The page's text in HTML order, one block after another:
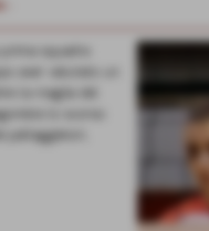
squadra
la maglia del
lo scorso